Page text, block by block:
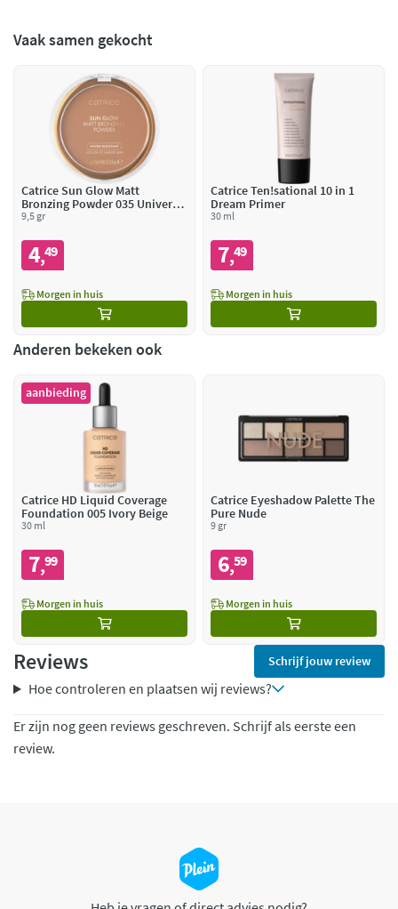
Vaak samen gekocht
Catrice Sun Glow Matt
Bronzing Powder 035 Universal
Bronze
9,5 gr
4,49
Morgen in huis
Catrice Ten!sational 10 in 1
Dream Primer
30 ml
7,49
Morgen in huis
Anderen bekeken ook
aanbieding
Catrice HD Liquid Coverage
Foundation 005 Ivory Beige
30 ml
7,99
Morgen in huis
Catrice Eyeshadow Palette The
Pure Nude
9 gr
6,59
Morgen in huis
Reviews Schrijf jouw review
Hoe controleren en plaatsen wij reviews?
Er zijn nog geen reviews geschreven. Schrijf als eerste een
review.